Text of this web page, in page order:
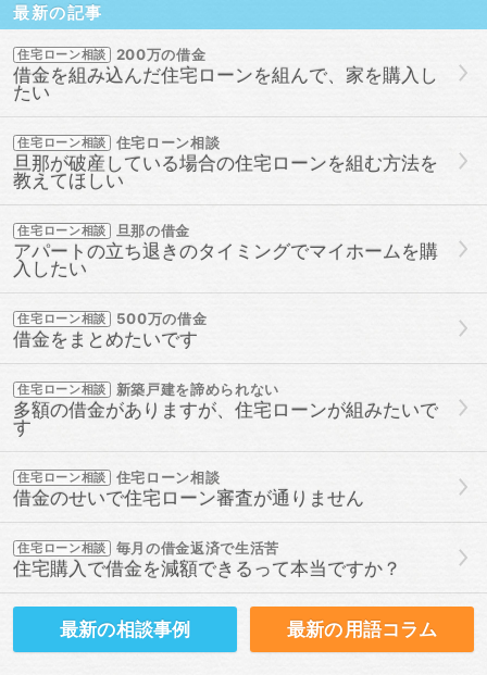
る方法
組む
通る方法
最新の記事
住宅ローン相談 200万の借金
借金を組み込んだ住宅ローンを組んで、家を購入し
たい
住宅ローン相談 住宅ローン相談
旦那が破産している場合の住宅ローンを組む方法を
教えてほしい
住宅ローン相談 旦那の借金
アパートの立ち退きのタイミングでマイホームを購
入したい
住宅ローン相談 500万の借金
借金をまとめたいです
住宅ローン相談 新築戸建を諦められない
多額の借金がありますが、住宅ローンが組みたいで
す
住宅ローン相談 住宅ローン相談
借金のせいで住宅ローン審査が通りません
住宅ローン相談 毎月の借金返済で生活苦
住宅購入で借金を減額できるって本当ですか？
最新の相談事例 最新の 用語コラム